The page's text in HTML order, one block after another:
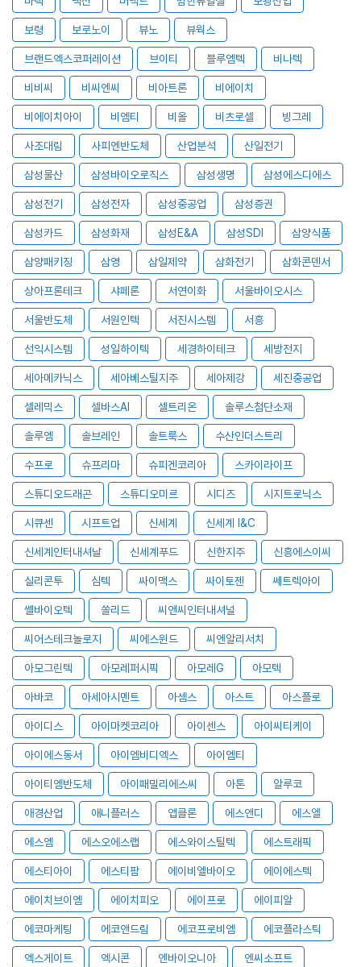
보령 보로노이 뷰노 뷰웍스
브랜드엑스코퍼레이션 브이티 블루엠텍 비나텍
비비씨 비씨엔씨 비아트론 비에이치
비에이치아이 비엠티 비올 비츠로셀 빙그레
사조대림 사피엔반도체 산업분석 산일전기
삼성물산 삼성바이오로직스 삼성생명 삼성에스디에스
삼성전기 삼성전자 삼성중공업 삼성증권
삼성카드 삼성화재 삼성E&A 삼성SDI 삼양식품
삼양패키징 삼영 삼일제약 삼화전기 삼화콘덴서
상아프론테크 샤페론 서연이화 서울바이오시스
서울반도체 서원인텍 서진시스템 서흥
선익시스템 성일하이텍 세경하이테크 세방전지
세아메카닉스 세아베스틸지주 세아제강 세진중공업
셀레믹스 셀바스AI 셀트리온 솔루스첨단소재
솔루엠 솔브레인 솔트룩스 수산인더스트리
수프로 슈프리마 슈피겐코리아 스카이라이프
스튜디오드래곤 스튜디오미르 시디즈 시지트로닉스
시큐센 시프트업 신세계 신세계 I&C
신세계인터내셔날 신세계푸드 신한지주 신흥에스이씨
실리콘투 심텍 싸이맥스 싸이토젠 쎄트렉아이
쎌바이오텍 쏠리드 씨앤씨인터내셔널
씨어스테크놀로지 씨에스윈드 씨엔알리서치
아모그린텍 아모레퍼시픽 아모레G 아모텍
아바코 아세아시멘트 아셈스 아스트 아스플로
아이디스 아이마켓코리아 아이센스 아이씨티케이
아이에스동서 아이엠비디엑스 아이엠티
아이티엠반도체 아이패밀리에스씨 아톤 알루코
애경산업 애니플러스 앱클론 에스앤디 에스엘
에스엠 에스오에스랩 에스와이스틸텍 에스트래픽
에스티아이 에스티팜 에이비엘바이오 에이에스텍
에이치브이엠 에이치피오 에이프로 에이피알
에코마케팅 에코앤드림 에코프로비엠 에코플라스틱
엑스게이트 엑시콘 엔바이오니아 엔씨소프트